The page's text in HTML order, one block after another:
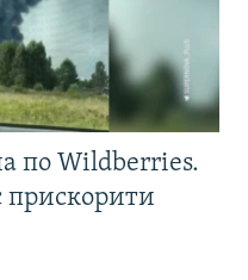
по Wildberries.
прискорити